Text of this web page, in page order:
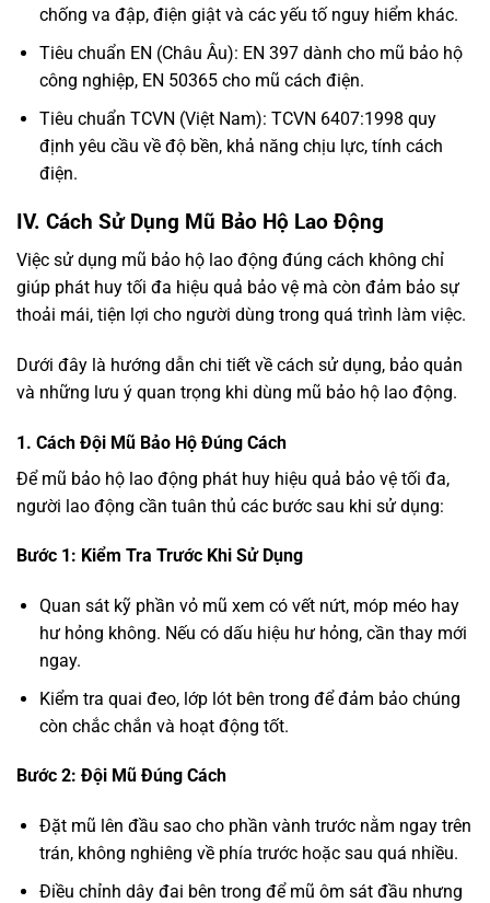
chống va đập, điện giật và các yếu tố nguy hiểm khác.
Tiêu chuẩn EN (Châu Âu): EN 397 dành cho mũ bảo hộ
công nghiệp, EN 50365 cho mũ cách điện.
Tiêu chuẩn TCVN (Việt Nam): TCVN 6407:1998 quy
định yêu cầu về độ bền, khả năng chịu lực, tính cách
điện.
IV. Cách Sử Dụng Mũ Bảo Hộ Lao Động
Việc sử dụng mũ bảo hộ lao động đúng cách không chỉ
giúp phát huy tối đa hiệu quả bảo vệ mà còn đảm bảo sự
thoải mái, tiện lợi cho người dùng trong quá trình làm việc.
Dưới đây là hướng dẫn chi tiết về cách sử dụng, bảo quản
và những lưu ý quan trọng khi dùng mũ bảo hộ lao động.
1. Cách Đội Mũ Bảo Hộ Đúng Cách
Để mũ bảo hộ lao động phát huy hiệu quả bảo vệ tối đa,
người lao động cần tuân thủ các bước sau khi sử dụng:
Bước 1: Kiểm Tra Trước Khi Sử Dụng
Quan sát kỹ phần vỏ mũ xem có vết nứt, móp méo hay
hư hỏng không. Nếu có dấu hiệu hư hỏng, cần thay mới
ngay.
Kiểm tra quai đeo, lớp lót bên trong để đảm bảo chúng
còn chắc chắn và hoạt động tốt.
Bước 2: Đội Mũ Đúng Cách
Đặt mũ lên đầu sao cho phần vành trước nằm ngay trên
trán, không nghiêng về phía trước hoặc sau quá nhiều.
Điều chỉnh dây đai bên trong để mũ ôm sát đầu nhưng